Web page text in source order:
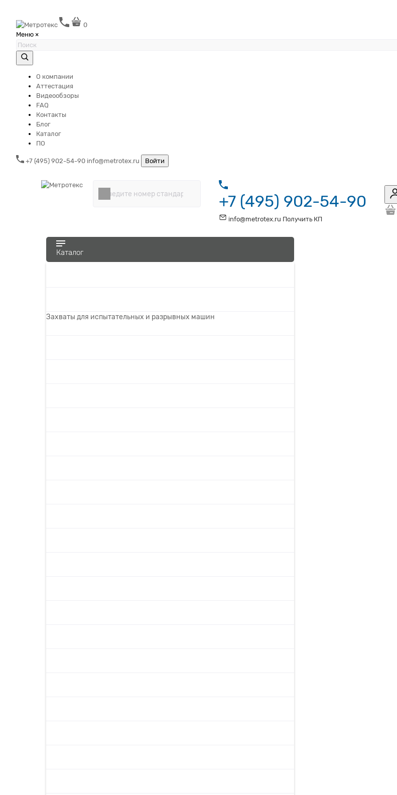
0
Меню ×
О компании
Аттестация
Видеообзоры
FAQ
Контакты
Блог
Каталог
ПО
+7 (495) 902-54-90 info@metrotex.ru Войти
+7 (495) 902-54-90
info@metrotex.ru Получить КП
Каталог
Захваты для испытательных и разрывных машин